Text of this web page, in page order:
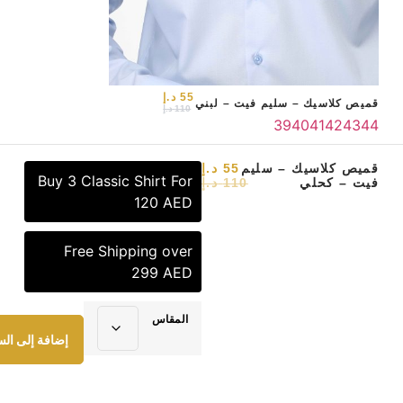
الرئيسية /قميص كلاسيك / قميصقميص كلاسيك – سليم
فيت – كحلي
110 د.إ
55 د.إ
Buy 3 Classic Shirt For
120 AED
Free Shipping over
299 AED
المقاس
إضافة إلى
قميص كلاسيك – سليم فيت – لبني 110 د.إ
55 د.إ
394041424344
تسوق خدماتنا من نحن